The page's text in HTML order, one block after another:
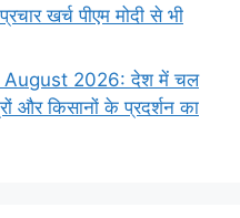
खर्च पीएम मोदी से भी
2026: देश में चल
और किसानों के प्रदर्शन का